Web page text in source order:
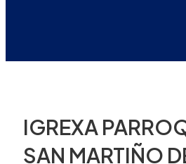
IGREXA
SAN MARTIÑO